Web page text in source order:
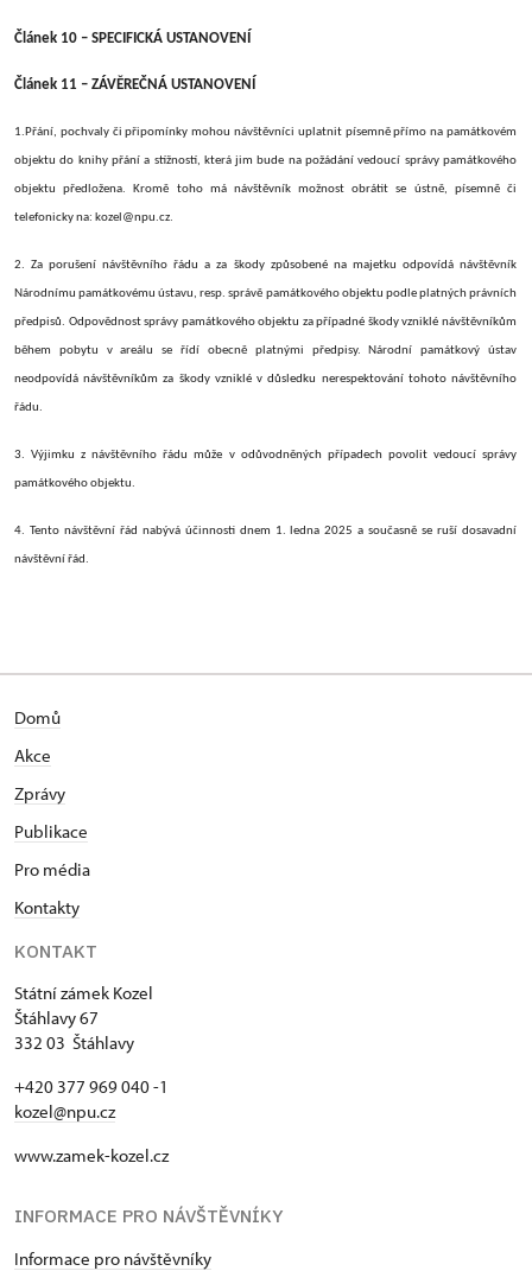
Článek 10 – SPECIFICKÁ USTANOVENÍ
Článek 11 – ZÁVĚREČNÁ USTANOVENÍ
1.Přání, pochvaly či připomínky mohou návštěvníci uplatnit písemně přímo na památkovém
objektu do knihy přání a stížností, která jim bude na požádání vedoucí správy památkového
objektu předložena. Kromě toho má návštěvník možnost obrátit se ústně, písemně či
telefonicky na: kozel@npu.cz.
2. Za porušení návštěvního řádu a za škody způsobené na majetku odpovídá návštěvník
Národnímu památkovému ústavu, resp. správě památkového objektu podle platných právních
předpisů. Odpovědnost správy památkového objektu za případné škody vzniklé návštěvníkům
během pobytu v areálu se řídí obecně platnými předpisy. Národní památkový ústav
neodpovídá návštěvníkům za škody vzniklé v důsledku nerespektování tohoto návštěvního
řádu.
3. Výjimku z návštěvního řádu může v odůvodněných případech povolit vedoucí správy
památkového objektu.
4. Tento návštěvní řád nabývá účinnosti dnem 1. ledna 2025 a současně se ruší dosavadní
návštěvní řád.
Domů
Akce
Zprávy
Publikace
Pro média
Kontakty
KONTAKT
Státní zámek Kozel
Štáhlavy 67
332 03 Štáhlavy
+420 377 969 040 -1
kozel@npu.cz
www.zamek-kozel.cz
INFORMACE PRO NÁVŠTĚVNÍKY
Informace pro návštěvníky